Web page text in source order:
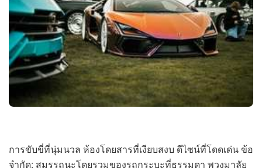
การขับขี่ที่นุ่มนวล ห้องโดยสารที่เงียบสงบ ดีไซน์ที่โดดเด่น ข้อ
จำกัด: สมรรถนะโดยรวมของรถกระบะที่ธรรมดา พวงมาลัย